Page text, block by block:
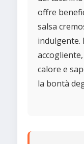
offre
salsa
indulgente.
calore e
la bontà